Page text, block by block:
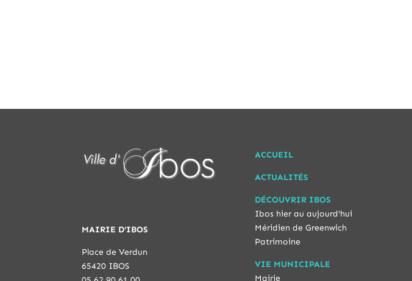
MAIRIE D'IBOS
Place de Verdun
65420 IBOS
ACCUEIL
ACTUALITÉS
DÉCOUVRIR IBOS
Ibos hier au aujourd'hui
Méridien de Greenwich
Patrimoine
VIE MUNICIPALE
Mairie